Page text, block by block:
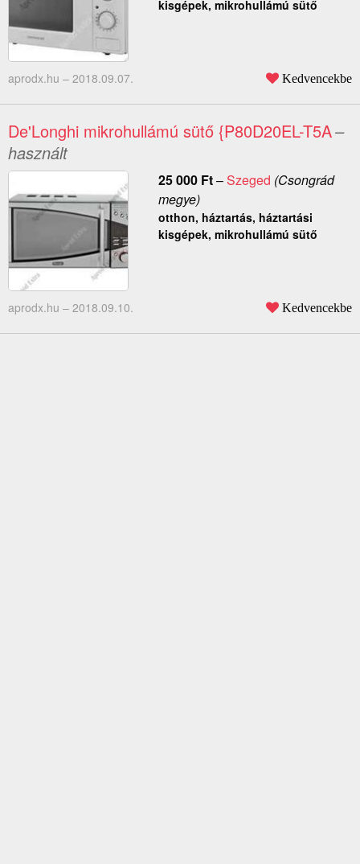
kisgépek, mikrohullámú sütő
aprodx.hu – 2018.09.07. Kedvencekbe
De'Longhi mikrohullámú sütő {P80D20EL-T5A–
használt
25 000 Ft–Szeged (Csongrád
megye)
otthon, háztartás, háztartási
kisgépek, mikrohullámú sütő
aprodx.hu – 2018.09.10. Kedvencekbe